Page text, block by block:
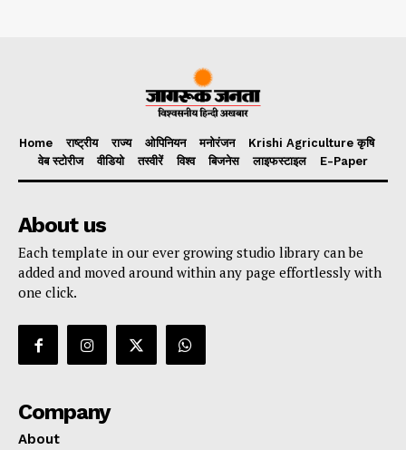
Home राष्ट्रीय राज्य ओपिनियन मनोरंजन
Krishi Agriculture कृषि
वेब स्टोरीज
वीडियो तस्वीरें विश्व बिजनेस लाइफस्टाइल E-Paper
About us
Each template in our ever growing studio library can be
added and moved around within any page effortlessly with
one click.
Company
About